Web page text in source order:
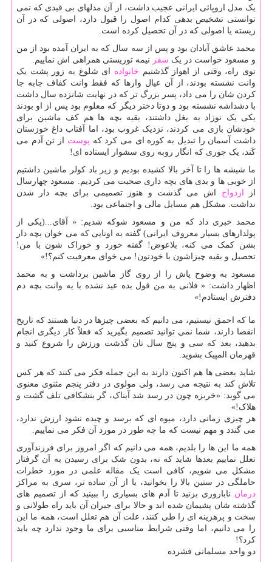
یک مدل اروپائی ایرانی عجیب داشت، از آن مدلهای بی قیدی که نمی
توانستی تشخیص بدهی کدام اصول را قبول دارد، اصولی که در آن
زیسته یا اصولی که در آن تحصیل کرده است.
محمد عاشق آبادان بود و پس از سه سال که به ایران آمده بود از من
و مسعود خواست در یک سفر نیمه توریستی همراهی اش نماییم.
توی راه، وقتی از اهواز گذشتیم خانواده ای شلوغ به زور پشت یک
وانت نشسته بودند، از آن عیال وارها که فقط وانت کفاف جابه جا
کردن شان را می داد، پسر بزرگ تر که در نهایت شانزده سال داشت
با دشداشه نشسته بود و دوتا دختر دیگر که معلوم بود پس از او بودند
یکی یک نوزاد به بغل داشتند، بقیه بچه ها هم کف ماشین برای
خودشان بازی می کردند، نزدیک غروب بود، اما آفتاب داغ خوزستان
داشت آسمان را تبدیل به کوره ای می کرد که پوست از تن آدم می
کَند، یک جوری که انگار روبه روی سشوار ایستاده ای!
ما شیشه ها را تا آخر بالا کشیده بودیم و زیر باد کولر ماشین داشتیم
از خوبی ها و بدی های بچه داری صحبت می کردیم. مسعود چهارسال
از
ازدواج اش می گذشت و هنوز تصمیمی برای بچه دار شدن
نداشت. مشکل هم مسایل مالی و اجتماعی بود.
محمد خبری داد که من و مسعود شوکه شدیم: « آقای...(یکی از
پولدارهای بسیار معروف ایرانی) گفته به اونایی که می خوان بچه دار
بشن کمک می کنه، بلاعوض! گفته خورد و خوراک شون با من!
تحصیل و بقیه چیزاشون با خودتون! می خوای معرفیت کنم؟!»
مسعود به وضوح پاش را از روی گاز ماشین برداشت و به محمد
اظهار داشت: « فلانی به من قول بده عید نشده با یه وانت بچه دم
دفترش ایستادم!»
ما که احمق نیستیم، می دانیم که بعضی چیزها در دنیا هستند که تاریخ
انقضا دارند، شما نمی توانید تصمیم بگیرید که فعلاً کار دیگری انجام
بدهید، بعد که سی و پنج سال تان گذشت ورزش را شروع کنید و
قهرمان المپیک بشوید.
شاید بعضی ها هم اکنون دارند به این جمله فکر می کنند که هر کس
تلاش کند به نتیجه می رسد، ولی مولوی در دفتر پنجم مثنوی معنوی
می گوید: «خربزه چون در رسد شد آبناک، گر بنشکافی تلف گشت و
هلاک!»
هر چیزی زمانی دارد، میوه ای که برسد و چیده نشود ارزش ندارد،
می گندد و مهم نیست که ما چه طور در مورد آن فکر می نماییم.
همه ما این ها را بلدیم، همه می دانیم که اگر امروز برای فرزندآوری
تعلل نماییم بعدها شاید که نه، بدون شک برای رسیدن به آن گرفتار
مشکل می شویم، کافی است یک مقاله علمی در مورد خطرات
حاملگی در سنین بالا را بخوانید، یا از آن ساده تر، سری به مراکز
درمان ناباروری بزنید تا آدم های بسیاری را ببینید که از تصمیم های
گذشته شان پشیمان شده اند و حالا برای جبران آن باید راه طولانی و
سخت و پرهزینه ای را طی کنند، علت آن هم تعلل است، همه ما این
را می دانیم، اما وقتی شرایط مناسبی برای ما وجود ندارد چه باید
کرد؟!
دو واحد مسلمانی فشرده